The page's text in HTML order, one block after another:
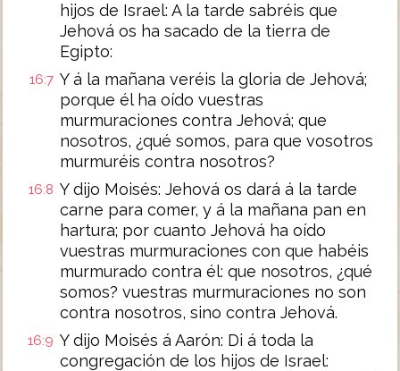
hijos de Israel: A la tarde sabréis que
Jehová os ha sacado de la tierra de
Egipto:
16:7 Y á la mañana veréis la gloria de Jehová;
porque él ha oído vuestras
murmuraciones contra Jehová; que
nosotros, ¿qué somos, para que vosotros
murmuréis contra nosotros?
16:8 Y dijo Moisés: Jehová os dará á la tarde
carne para comer, y á la mañana pan en
hartura; por cuanto Jehová ha oído
vuestras murmuraciones con que habéis
murmurado contra él: que nosotros, ¿qué
somos? vuestras murmuraciones no son
contra nosotros, sino contra Jehová.
16:9 Y dijo Moisés á Aarón: Di á toda la
congregación de los hijos de Israel: